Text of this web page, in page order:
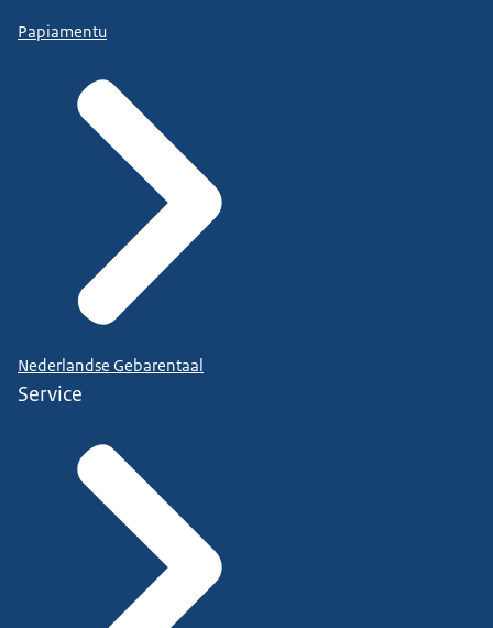
Papiamentu
Nederlandse Gebarentaal
Service